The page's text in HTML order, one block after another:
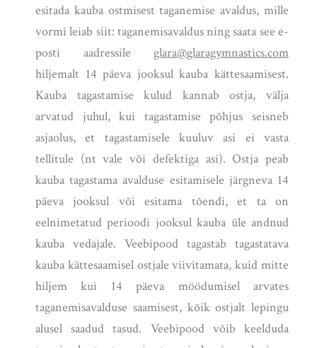
esitada kauba ostmisest taganemise avaldus, mille
vormi leiab siit: taganemisavaldus ning saata see e-
posti aadressile glara@glaragymnastics.com
hiljemalt 14 päeva jooksul kauba kättesaamisest.
Kauba tagastamise kulud kannab ostja, välja
arvatud juhul, kui tagastamise põhjus seisneb
asjaolus, et tagastamisele kuuluv asi ei vasta
tellitule (nt vale või defektiga asi). Ostja peab
kauba tagastama avalduse esitamisele järgneva 14
päeva jooksul või esitama tõendi, et ta on
eelnimetatud perioodi jooksul kauba üle andnud
kauba vedajale. Veebipood tagastab tagastatava
kauba kättesaamisel ostjale viivitamata, kuid mitte
hiljem kui 14 päeva möödumisel arvates
taganemisavalduse saamisest, kõik ostjalt lepingu
alusel saadud tasud. Veebipood võib keelduda